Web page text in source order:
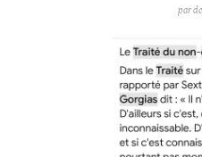
par